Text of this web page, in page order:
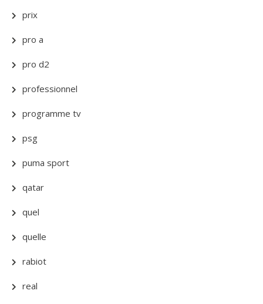
prix
pro a
pro d2
professionnel
programme tv
psg
puma sport
qatar
quel
quelle
rabiot
real